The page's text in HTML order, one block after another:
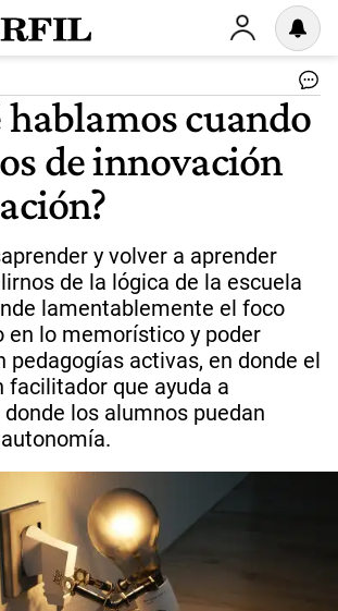
hablamos cuando
de innovación
y volver a aprender
de la lógica de la escuela
lamentablemente el foco
en lo memorístico y poder
pedagogías activas, en donde el
facilitador que ayuda a
donde los alumnos puedan